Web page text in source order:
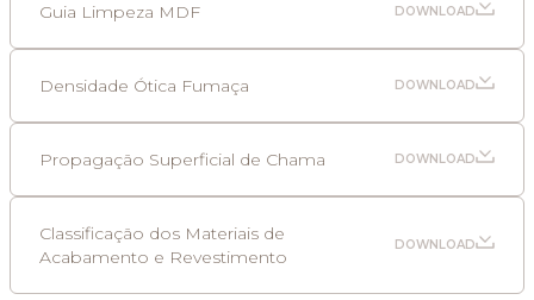
Guia Limpeza MDF DOWNLOAD
Densidade Ótica Fumaça DOWNLOAD
Propagação Superficial de Chama DOWNLOAD
Classificação dos Materiais de
Acabamento e Revestimento
DOWNLOAD